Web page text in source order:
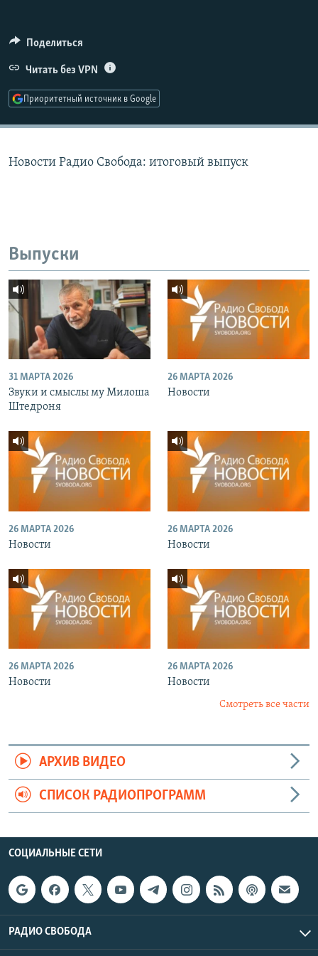
ПОДПИШИТЕСЬ НА РАССЫЛКУ
СОЦИАЛЬНЫЕ СЕТИ
Поделиться
Читать без VPN
Приоритетный источник в Google
Новости Радио Свобода: итоговый выпуск
Выпуски
31 МАРТА 2026
Звуки и смыслы му Милоша
Штедроня
26 МАРТА 2026
Новости
26 МАРТА 2026
Новости
26 МАРТА 2026
Новости
26 МАРТА 2026
Новости
26 МАРТА 2026
Новости
Смотреть все части
АРХИВ ВИДЕО
СПИСОК РАДИОПРОГРАММ
СОЦИАЛЬНЫЕ СЕТИ
РАДИО СВОБОДА